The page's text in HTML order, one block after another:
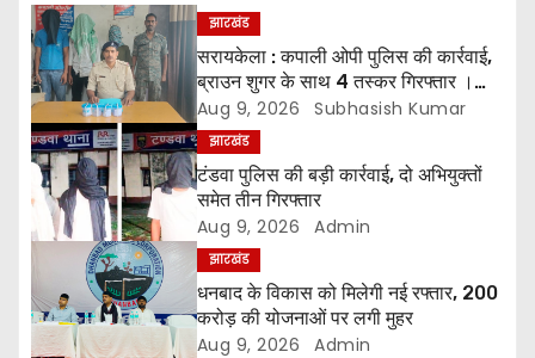
n
a
v
i
g
a
t
झारखंड
सरायकेला : कपाली ओपी पुलिस की कार्रवाई,
ब्राउन शुगर के साथ 4 तस्कर गिरफ्तार ।
*चारों को भेजा गया न्यायिक हिरासत में
Aug 9, 2026 Subhasish Kumar
झारखंड
टंडवा पुलिस की बड़ी कार्रवाई, दो अभियुक्तों
समेत तीन गिरफ्तार
Aug 9, 2026 Admin
झारखंड
धनबाद के विकास को मिलेगी नई रफ्तार, 200
करोड़ की योजनाओं पर लगी मुहर
Aug 9, 2026 Admin